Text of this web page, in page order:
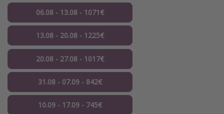
06.08 - 13.08 - 1071€
13.08 - 20.08 - 1225€
20.08 - 27.08 - 1017€
31.08 - 07.09 - 842€
10.09 - 17.09 - 745€